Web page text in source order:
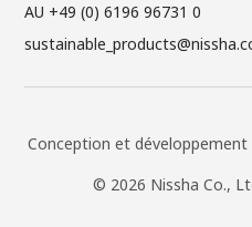
AU +49 (0) 6196 96731 0
© 2026 Nissha Co.,
Conception et développement